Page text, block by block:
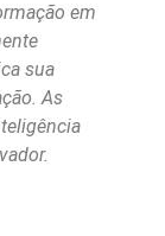
em
sua
As